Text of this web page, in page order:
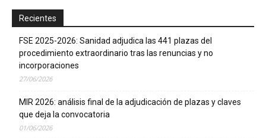
Recientes
FSE 2025-2026: Sanidad adjudica las 441 plazas del
procedimiento extraordinario tras las renuncias y no
incorporaciones
27/06/2026
MIR 2026: análisis final de la adjudicación de plazas y claves
que deja la convocatoria
01/06/2026